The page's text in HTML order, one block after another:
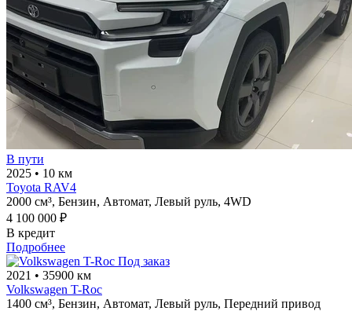
В пути
2025 • 10 км
Toyota RAV4
2000 см³, Бензин, Автомат, Левый руль, 4WD
4 100 000 ₽
В кредит
Подробнее
Под заказ
2021 • 35900 км
Volkswagen T-Roc
1400 см³, Бензин, Автомат, Левый руль, Передний привод